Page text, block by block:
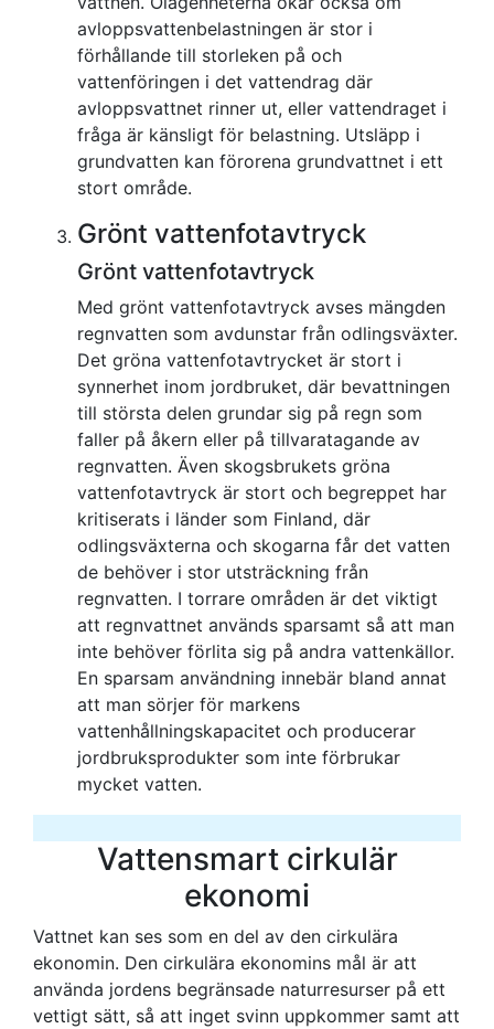
avloppsvattenbelastningen är stor i
förhållande till storleken på och
vattenföringen i det vattendrag där
avloppsvattnet rinner ut, eller vattendraget i
fråga är känsligt för belastning. Utsläpp i
grundvatten kan förorena grundvattnet i ett
stort område.
Grönt vattenfotavtryck
Grönt vattenfotavtryck
Med grönt vattenfotavtryck avses mängden
regnvatten som avdunstar från odlingsväxter.
Det gröna vattenfotavtrycket är stort i
synnerhet inom jordbruket, där bevattningen
till största delen grundar sig på regn som
faller på åkern eller på tillvaratagande av
regnvatten. Även skogsbrukets gröna
vattenfotavtryck är stort och begreppet har
kritiserats i länder som Finland, där
odlingsväxterna och skogarna får det vatten
de behöver i stor utsträckning från
regnvatten. I torrare områden är det viktigt
att regnvattnet används sparsamt så att man
inte behöver förlita sig på andra vattenkällor.
En sparsam användning innebär bland annat
att man sörjer för markens
vattenhållningskapacitet och producerar
jordbruksprodukter som inte förbrukar
mycket vatten.
Vattensmart cirkulär
ekonomi
Vattnet kan ses som en del av den cirkulära
ekonomin. Den cirkulära ekonomins mål är att
använda jordens begränsade naturresurser på ett
vettigt sätt, så att inget svinn uppkommer samt att